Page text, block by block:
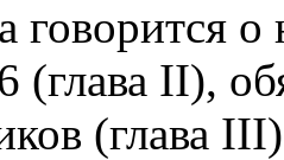
говорится
(глава II),
(глава